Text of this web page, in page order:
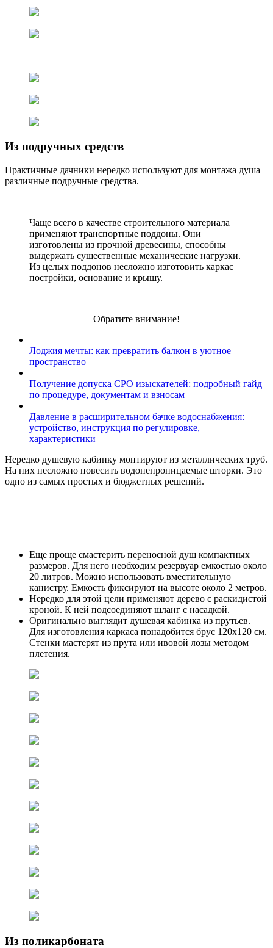
Из подручных средств
Практичные дачники нередко используют для монтажа душа
различные подручные средства.
Чаще всего в качестве строительного материала
применяют транспортные поддоны. Они
изготовлены из прочной древесины, способны
выдержать существенные механические нагрузки.
Из целых поддонов несложно изготовить каркас
постройки, основание и крышу.
Обратите внимание!
Лоджия мечты: как превратить балкон в уютное
пространство
Получение допуска СРО изыскателей: подробный гайд
по процедуре, документам и взносам
Давление в расширительном бачке водоснабжения:
устройство, инструкция по регулировке,
характеристики
Нередко душевую кабинку монтируют из металлических труб.
На них несложно повесить водонепроницаемые шторки. Это
одно из самых простых и бюджетных решений.
Еще проще смастерить переносной душ компактных
размеров. Для него необходим резервуар емкостью около
20 литров. Можно использовать вместительную
канистру. Емкость фиксируют на высоте около 2 метров.
Нередко для этой цели применяют дерево с раскидистой
кроной. К ней подсоединяют шланг с насадкой.
Оригинально выглядит душевая кабинка из прутьев.
Для изготовления каркаса понадобится брус 120х120 см.
Стенки мастерят из прута или ивовой лозы методом
плетения.
Из поликарбоната